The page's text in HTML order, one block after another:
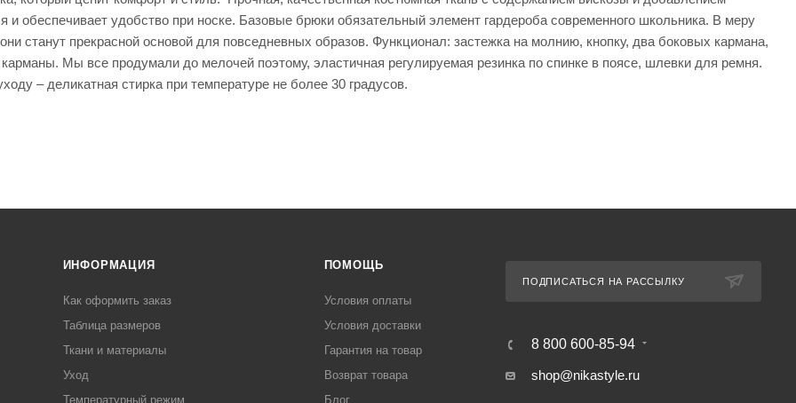
и обеспечивает удобство при носке. Базовые брюки обязательный элемент гардероба современного школьника. В меру
станут прекрасной основой для повседневных образов. Функционал: застежка на молнию, кнопку, два боковых кармана,
Мы все продумали до мелочей поэтому, эластичная регулируемая резинка по спинке в поясе, шлевки для ремня.
– деликатная стирка при температуре не более 30 градусов.
ИНФОРМАЦИЯ
Как оформить заказ
Таблица размеров
Ткани и материалы
Уход
Температурный режим
ПОМОЩЬ
Условия оплаты
Условия доставки
Гарантия на товар
Возврат товара
Блог
ПОДПИСАТЬСЯ НА РАССЫЛКУ
8 800 600-85-94
shop@nikastyle.ru